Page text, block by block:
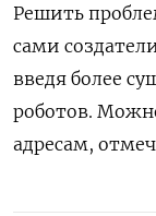
Решить
сами
введя более
роботов.
адресам,